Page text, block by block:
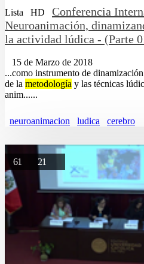
Lista HD
Conferencia
Neuroanimación,
la actividad lúdica - (Parte
15 de Marzo de 2018
...como instrumento de
de la metodología y las técnicas
anim......
neuroanimacion ludica cerebro
61 21